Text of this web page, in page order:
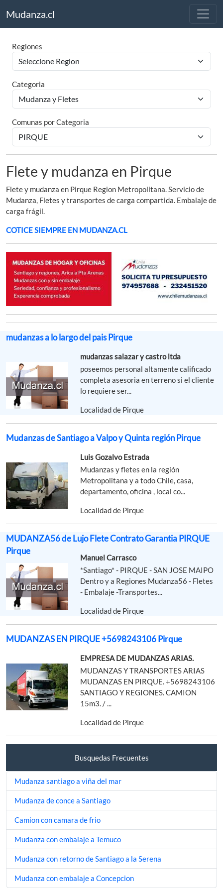
Mudanza.cl
Regiones
Categoria
Comunas por Categoria
Flete y mudanza en Pirque
Flete y mudanza en Pirque Region Metropolitana. Servicio de
Mudanza, Fletes y transportes de carga compartida. Embalaje de
carga frágil.
COTICE SIEMPRE EN MUDANZA.CL
mudanzas a lo largo del pais Pirque
mudanzas salazar y castro ltda
poseemos personal altamente calificado
completa asesoria en terreno si el cliente
lo requiere ser...
Localidad de Pirque
Mudanzas de Santiago a Valpo y Quinta región Pirque
Luis Gozalvo Estrada
Mudanzas y fletes en la región
Metropolitana y a todo Chile, casa,
departamento, oficina , local co...
Localidad de Pirque
MUDANZA56 de Lujo Flete Contrato Garantia PIRQUE
Pirque
Manuel Carrasco
*Santiago* - PIRQUE - SAN JOSE MAIPO
Dentro y a Regiones Mudanza56 - Fletes
- Embalaje -Transportes...
Localidad de Pirque
MUDANZAS EN PIRQUE +5698243106 Pirque
EMPRESA DE MUDANZAS ARIAS.
MUDANZAS Y TRANSPORTES ARIAS
MUDANZAS EN PIRQUE. +5698243106
SANTIAGO Y REGIONES. CAMION
15m3. / ...
Localidad de Pirque
Busquedas Frecuentes
Mudanza santiago a viña del mar
Mudanza de conce a Santiago
Camion con camara de frio
Mudanza con embalaje a Temuco
Mudanza con retorno de Santiago a la Serena
Mudanza con embalaje a Concepcion